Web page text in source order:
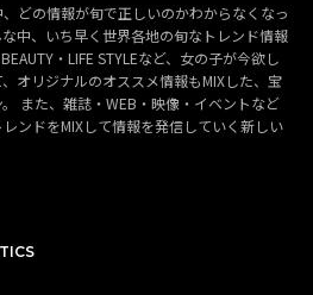
どの情報が旬で正しいのかわからなくなっ
中、いち早く世界各地の旬なトレンド情報
・LIFE STYLEなど、女の子が今欲し
オリジナルのオススメ情報もMIXした、宝
また、雑誌・WEB・映像・イベントなど
ンドをMIXして情報を発信していく新しい